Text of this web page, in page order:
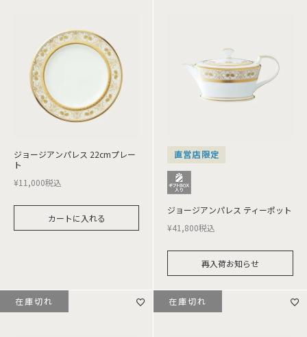
ジョージアンパレス 22cmプレー
ト
¥11,000税込
カートに入れる
直営店限定
ジョージアンパレス ティーポット
¥41,800税込
再入荷お知らせ
在庫切れ 在庫切れ